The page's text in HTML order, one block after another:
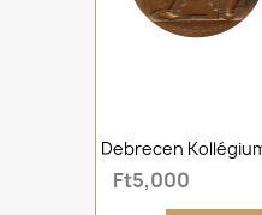
Debrecen
Ft5,000